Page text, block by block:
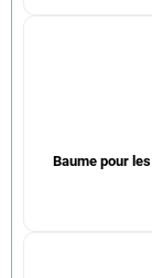
Baume pour